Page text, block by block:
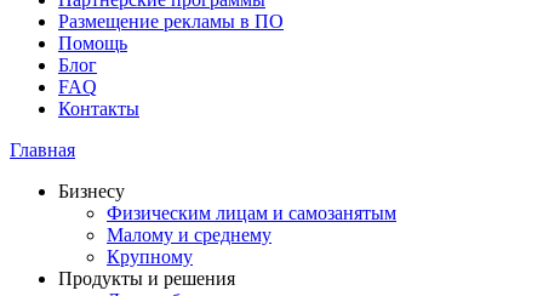
Размещение рекламы в ПО
Помощь
Блог
FAQ
Контакты
Главная
Бизнесу
Физическим лицам и самозанятым
Малому и среднему
Крупному
Продукты и решения